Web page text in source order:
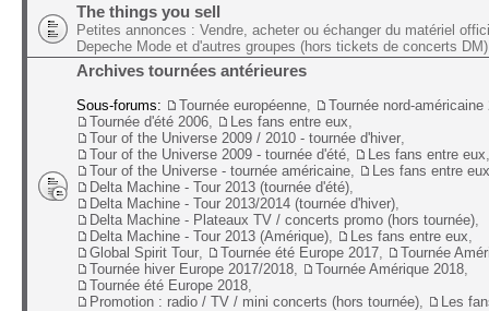
The things you sell
Petites annonces : Vendre, acheter ou échanger du matériel
Depeche Mode et d'autres groupes (hors tickets de concerts DM)
Archives tournées antérieures
Sous-forums: Tournée européenne
Tournée nord-américaine
Tournée d'été 2006
Les fans entre eux
Tour of the Universe 2009 / 2010 - tournée d'hiver
Tour of the Universe 2009 - tournée d'été
Les fans entre eux
Tour of the Universe - tournée américaine
Les fans entre eux
Delta Machine - Tour 2013 (tournée d'été)
Delta Machine - Tour 2013/2014 (tournée d'hiver)
Delta Machine - Plateaux TV / concerts promo (hors tournée)
Delta Machine - Tour 2013 (Amérique)
Les fans entre eux
Global Spirit Tour
Tournée été Europe 2017
Tournée
Tournée hiver Europe 2017/2018
Tournée Amérique 2018
Tournée été Europe 2018
Promotion : radio / TV / mini concerts (hors tournée)
Les